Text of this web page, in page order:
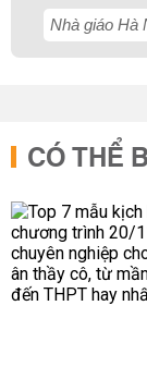
Nhà giáo Hà
CÓ THỂ